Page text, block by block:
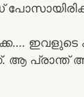
ഇവളുടെ
ആ പ്രാന്ത്